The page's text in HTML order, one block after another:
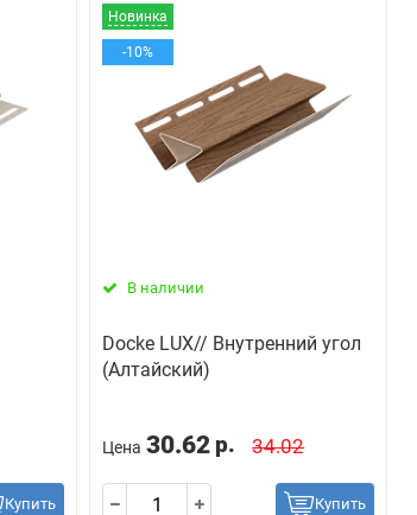
Купить
Новинка
-10%
В наличии
Docke LUX// Внутренний угол
(Алтайский)
Цена 30.62 р. 34.02
Купить